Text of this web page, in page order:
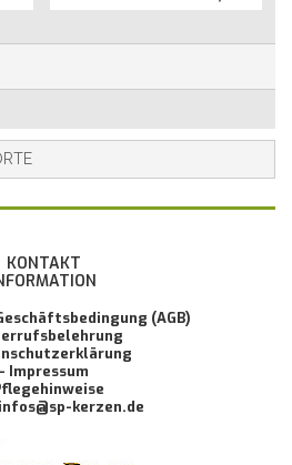
KONTAKT
(AGB)
- Impressum
kerzen.de